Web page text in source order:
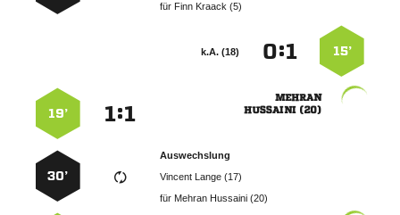
für   
15’
:
k.A. (18)

 
:
19’
Auswechslung
  
für   
30’